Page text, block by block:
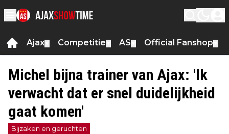
Ajax Competitie AS Official Fanshop
Michel bijna trainer van Ajax: 'Ik
verwacht dat er snel duidelijkheid
gaat komen'
Bijzaken en geruchten